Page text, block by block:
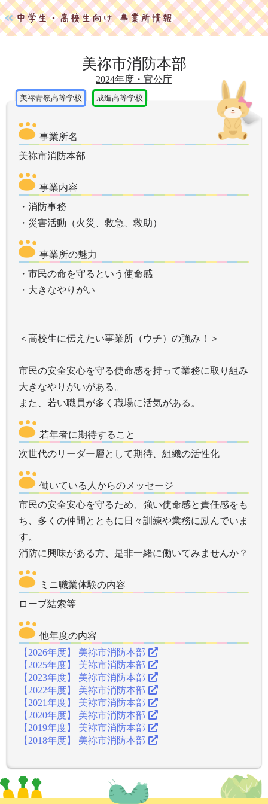
美祢市消防本部
2024年度・官公庁
事業所名
美祢市消防本部
美祢青嶺高等学校 成進高等学校
事業内容
・消防事務
事業所の魅力
・市民の命を守るという使命感
・大きなやりがい
＜高校生に伝えたい事業所（ウチ）の強み！＞
市民の安全安心を守る使命感を持って業務に取り組み
大きなやりがいがある。
若年者に期待すること
次世代のリーダー層として期待、組織の活性化
働いている人からのメッセージ
市民の安全安心を守るため、強い使命感と責任感をも
ち、多くの仲間とともに日々訓練や業務に励んでいま
す。
ミニ職業体験の内容
ロープ結索等
他年度の内容
【2026年度】 美祢市消防本部
【2025年度】 美祢市消防本部
【2023年度】 美祢市消防本部
【2022年度】 美祢市消防本部
【2021年度】 美祢市消防本部
【2020年度】 美祢市消防本部
【2019年度】 美祢市消防本部
【2018年度】 美祢市消防本部